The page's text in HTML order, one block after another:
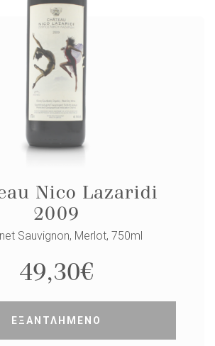
Nico Lazaridi
2009
Sauvignon, Merlot, 750ml
49,30€
ΕΞΑΝΤΛΗΜΕΝΟ